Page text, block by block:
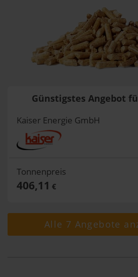
Günstigstes Angebot
Kaiser Energie GmbH
Tonnenpreis
406,11 €
Alle 7 Angebote